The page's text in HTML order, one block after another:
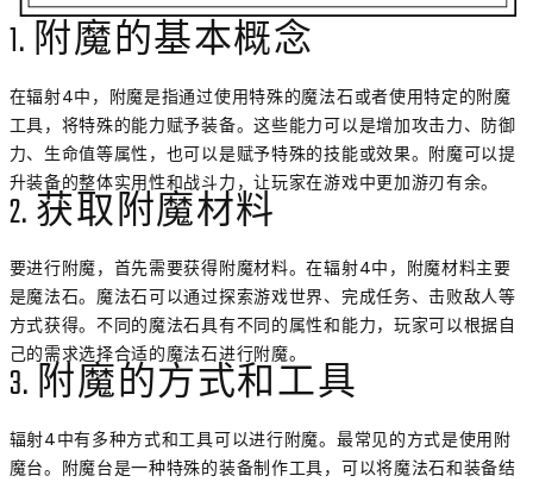
1. 附魔的基本概念
在辐射4中，附魔是指通过使用特殊的魔法石或者使用特定的附魔
工具，将特殊的能力赋予装备。这些能力可以是增加攻击力、防御
力、生命值等属性，也可以是赋予特殊的技能或效果。附魔可以提
升装备的整体实用性和战斗力，让玩家在游戏中更加游刃有余。
2. 获取附魔材料
要进行附魔，首先需要获得附魔材料。在辐射4中，附魔材料主要
是魔法石。魔法石可以通过探索游戏世界、完成任务、击败敌人等
方式获得。不同的魔法石具有不同的属性和能力，玩家可以根据自
己的需求选择合适的魔法石进行附魔。
3. 附魔的方式和工具
辐射4中有多种方式和工具可以进行附魔。最常见的方式是使用附
魔台。附魔台是一种特殊的装备制作工具，可以将魔法石和装备结